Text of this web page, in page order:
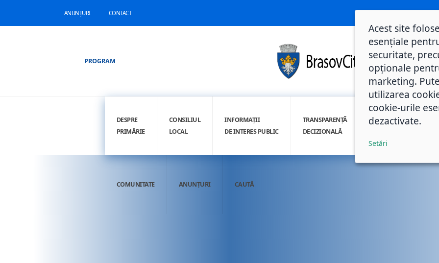
ANUNȚURI CONTACT
PROGRAM
DESPRE
PRIMĂRIE
CONSILIUL
LOCAL
INFORMAȚII
DE INTERES PUBLIC
TRANSPARENȚĂ
DECIZIONALĂ
INTEGRITATE
COMUNITATE ANUNȚURI CAUTĂ
Acest site
esențiale
securitate,
opționale
marketing.
utilizarea
cookie-urile
dezactivate.
Setări